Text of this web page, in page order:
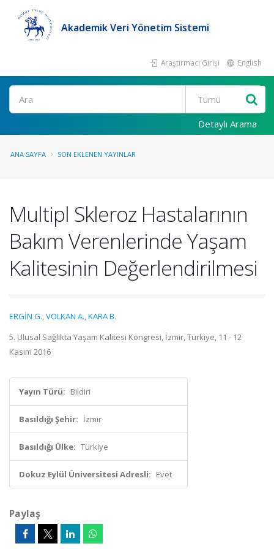
Akademik Veri Yönetim Sistemi
Araştırmacı Girişi English
Ara
Detaylı Arama
ANA SAYFA SON EKLENEN YAYINLAR
Multipl Skleroz Hastalarının
Bakım Verenlerinde Yaşam
Kalitesinin Değerlendirilmesi
ERGİN G.,VOLKAN A.,KARA B.
5. Ulusal Sağlıkta Yaşam Kalitesi Kongresi, İzmir, Türkiye, 11 - 12
Kasım 2016
Yayın Türü: Bildiri
Basıldığı Şehir: İzmir
Basıldığı Ülke: Türkiye
Dokuz Eylül Üniversitesi Adresli: Evet
Paylaş